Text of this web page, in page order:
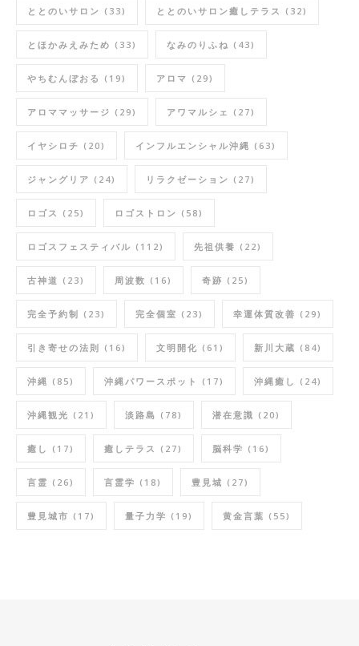
ととのいサロン (33) ととのいサロン癒しテラス (32)
とほかみえみため (33) なみのりふね (43)
やちむんぼおる (19) アロマ (29)
アロママッサージ (29) アワマルシェ (27)
イヤシロチ (20) インフルエンシャル沖縄 (63)
ジャングリア (24) リラクゼーション (27)
ロゴス (25) ロゴストロン (58)
ロゴスフェスティバル (112) 先祖供養 (22)
古神道 (23) 周波数 (16) 奇跡 (25)
完全予約制 (23) 完全個室 (23) 幸運体質改善 (29)
引き寄せの法則 (16) 文明開化 (61) 新川大蔵 (84)
沖縄 (85) 沖縄パワースポット (17) 沖縄癒し (24)
沖縄観光 (21) 淡路島 (78) 潜在意識 (20)
癒し (17) 癒しテラス (27) 脳科学 (16)
言霊 (26) 言霊学 (18) 豊見城 (27)
豊見城市 (17) 量子力学 (19) 黄金言葉 (55)